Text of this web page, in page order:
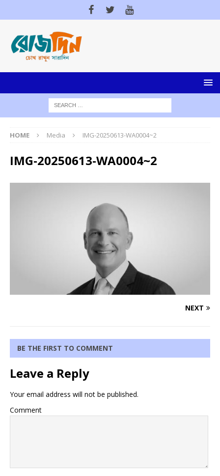
HOME Media IMG-20250613-WA0004~2
IMG-20250613-WA0004~2
NEXT
BE THE FIRST TO COMMENT
Leave a Reply
Your email address will not be published.
Comment